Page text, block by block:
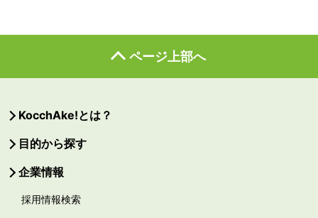
ページ上部へ
KocchAke!とは？
目的から探す
企業情報
採用情報検索